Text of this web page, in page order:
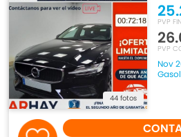
44 fotos
PVP
PVP
Nov